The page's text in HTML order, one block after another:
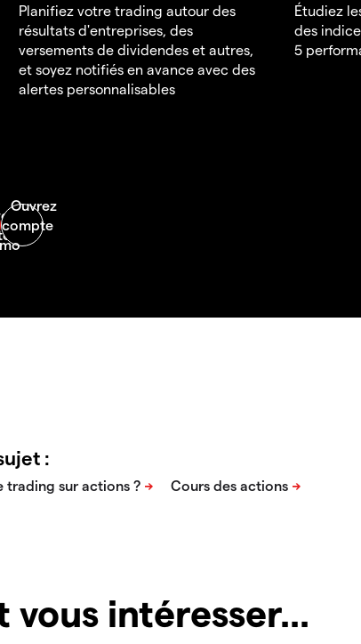
Planifiez votre trading autour des
résultats d'entreprises, des
versements de dividendes et autres,
et soyez notifiés en avance avec des
alertes personnalisables
Étudiez
des
5
:
intéresser...